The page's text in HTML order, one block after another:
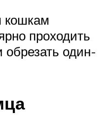
кошкам
проходить
обрезать один-